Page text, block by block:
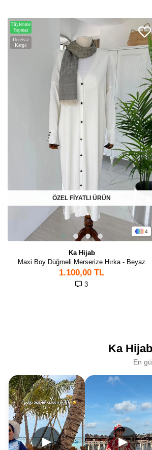
4
Ka Hijab
Maxi Boy Düğmeli Merserize Hırka - Beyaz
3
1.100,00 TL
Ücretsiz
Kargo
Tüylenme
Yapmaz
ÖZEL FİYATLI ÜRÜN
Ka
En
▶ ▶